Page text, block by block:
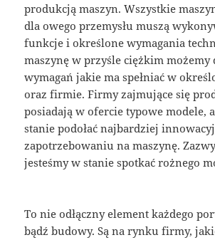
produkcją maszyn. Wszystkie
dla owego przemysłu muszą
funkcje i określone wymagania
maszynę w przyśle ciężkim możemy
wymagań jakie ma spełniać w
oraz firmie. Firmy zajmujące się
posiadają w ofercie typowe modele,
stanie podołać najbardziej
zapotrzebowaniu na maszynę.
jesteśmy w stanie spotkać rożnego
To nie odłączny element każdego
bądź budowy. Są na rynku firmy,